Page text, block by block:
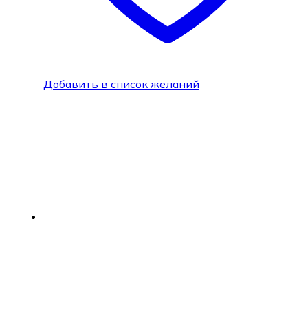
Добавить в список желаний